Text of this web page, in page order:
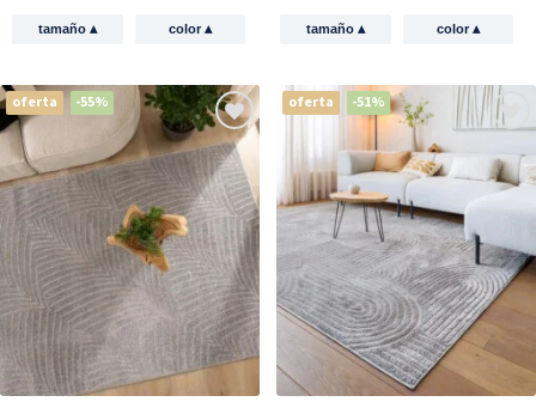
tamaño ▴ color▴ tamaño ▴ color▴
oferta -55% oferta -51%